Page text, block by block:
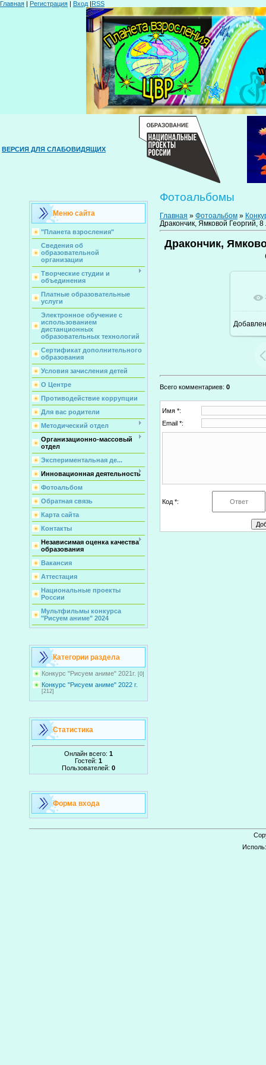
Главная | Регистрация | Вход |RSS
ВЕРСИЯ ДЛЯ СЛАБОВИДЯЩИХ
Меню сайта
"Планета взросления"
Сведения об
образовательной
организации
Творческие студии и
объединения
Платные образовательные
услуги
Электронное обучение с
использованием
дистанционных
образовательных технологий
Сертификат дополнительного
образования
Условия зачисления детей
О Центре
Противодействие коррупции
Для вас родители
Методический отдел
Организационно-массовый
отдел
Экспериментальная де...
Инновационная деятельность
Фотоальбом
Обратная связь
Карта сайта
Контакты
Независимая оценка качества
образования
Вакансия
Аттестация
Национальные проекты
России
Мультфильмы конкурса
"Рисуем аниме" 2024
Категории раздела
Конкурс "Рисуем аниме" 2021г. [0]
Конкурс "Рисуем аниме" 2022 г.
[212]
Статистика
Онлайн всего: 1
Гостей: 1
Пользователей: 0
Форма входа
Фотоальбомы
Главная » Фотоальбом »
Дракончик, Ямковой
Дракончик,
Всего комментариев: 0
Имя *:
Email *:
Код *: